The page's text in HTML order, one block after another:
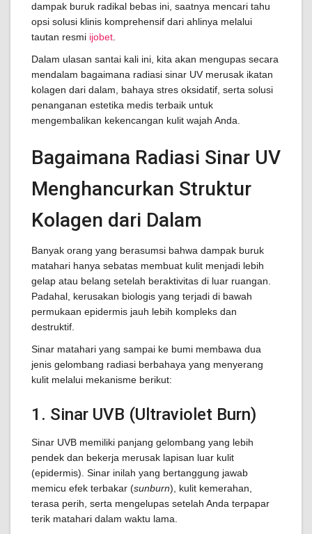
dampak buruk radikal bebas ini, saatnya mencari tahu
opsi solusi klinis komprehensif dari ahlinya melalui
tautan resmi ijobet
Dalam ulasan santai kali ini, kita akan mengupas secara
mendalam bagaimana radiasi sinar UV merusak ikatan
kolagen dari dalam, bahaya stres oksidatif, serta solusi
penanganan estetika medis terbaik untuk
mengembalikan kekencangan kulit wajah Anda.
Bagaimana Radiasi Sinar UV
Menghancurkan Struktur
Kolagen dari Dalam
Banyak orang yang berasumsi bahwa dampak buruk
matahari hanya sebatas membuat kulit menjadi lebih
gelap atau belang setelah beraktivitas di luar ruangan.
Padahal, kerusakan biologis yang terjadi di bawah
permukaan epidermis jauh lebih kompleks dan
destruktif.
Sinar matahari yang sampai ke bumi membawa dua
jenis gelombang radiasi berbahaya yang menyerang
kulit melalui mekanisme berikut:
1. Sinar UVB (Ultraviolet Burn)
Sinar UVB memiliki panjang gelombang yang lebih
pendek dan bekerja merusak lapisan luar kulit
(epidermis). Sinar inilah yang bertanggung jawab
memicu efek terbakar (sunburn), kulit kemerahan,
terasa perih, serta mengelupas setelah Anda terpapar
terik matahari dalam waktu lama.